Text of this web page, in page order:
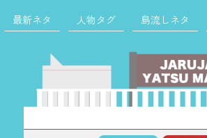
最新ネタ 人物タグ 島流しネタ
索: